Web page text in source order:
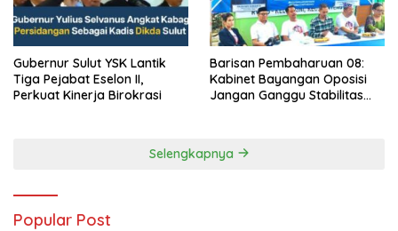
Gubernur Sulut YSK Lantik
Tiga Pejabat Eselon II,
Perkuat Kinerja Birokrasi
Barisan Pembaharuan 08:
Kabinet Bayangan Oposisi
Jangan Ganggu Stabilitas
Selengkapnya
Popular Post